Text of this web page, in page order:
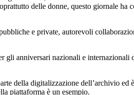
delle donne, questo giornale ha
e private, autorevoli
gli anniversari nazionali e internazionali
della digitalizzazione dell’archivio ed
piattaforma è un esempio.